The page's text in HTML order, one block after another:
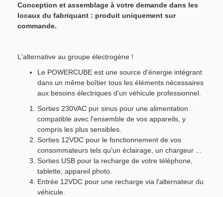
Conception et assemblage à votre demande dans les
locaux du fabriquant : produit uniquement sur
commande.
L'alternative au groupe électrogène !
Le POWERCUBE est une source d'énergie intégrant
dans un même boîtier tous les éléments nécessaires
aux besoins électriques d'un véhicule professionnel.
Sorties 230VAC pur sinus pour une alimentation
compatible avec l'ensemble de vos appareils, y
compris les plus sensibles.
Sorties 12VDC pour le fonctionnement de vos
consommateurs tels qu'un éclairage, un chargeur ...
Sorties USB pour la recharge de votre téléphone,
tablette, appareil photo.
Entrée 12VDC pour une recharge via l'alternateur du
véhicule.